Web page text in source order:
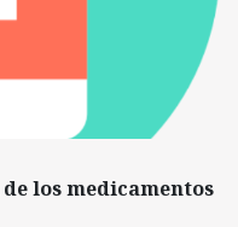
los medicamentos